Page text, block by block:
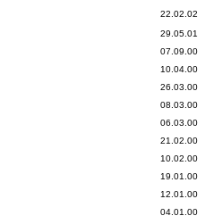
22.02.02
29.05.01
07.09.00
10.04.00
26.03.00
08.03.00
06.03.00
21.02.00
10.02.00
19.01.00
12.01.00
04.01.00